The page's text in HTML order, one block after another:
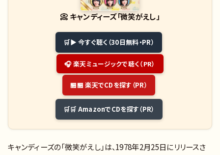
📀 キャンディーズ「微笑がえし」
▶ 今すぐ聴く（30日無料・PR）
🎧 楽天ミュージックで聴く（PR）
🏪 楽天でCDを探す（PR）
🛒 AmazonでCDを探す（PR）
キャンディーズの「微笑がえし」は、1978年2月25日にリリースさ